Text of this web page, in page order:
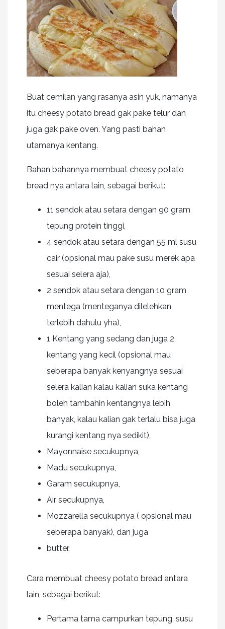
Buat cemilan yang rasanya asin yuk, namanya
itu cheesy potato bread gak pake telur dan
juga gak pake oven. Yang pasti bahan
utamanya kentang.
Bahan bahannya membuat cheesy potato
bread nya antara lain, sebagai berikut:
11 sendok atau setara dengan 90 gram
tepung protein tinggi,
4 sendok atau setara dengan 55 ml susu
cair (opsional mau pake susu merek apa
sesuai selera aja),
2 sendok atau setara dengan 10 gram
mentega (menteganya dilelehkan
terlebih dahulu yha),
1 Kentang yang sedang dan juga 2
kentang yang kecil (opsional mau
seberapa banyak kenyangnya sesuai
selera kalian kalau kalian suka kentang
boleh tambahin kentangnya lebih
banyak, kalau kalian gak terlalu bisa juga
kurangi kentang nya sedikit),
Mayonnaise secukupnya,
Madu secukupnya,
Garam secukupnya,
Air secukupnya,
Mozzarella secukupnya ( opsional mau
seberapa banyak), dan juga
butter.
Cara membuat cheesy potato bread antara
lain, sebagai berikut:
Pertama tama campurkan tepung, susu